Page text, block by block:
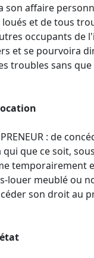
son affaire
loués et de tous
occupants de
et se pourvoira
troubles sans que
: de
qui que ce soit,
temporairement
louer meublé ou
son droit au